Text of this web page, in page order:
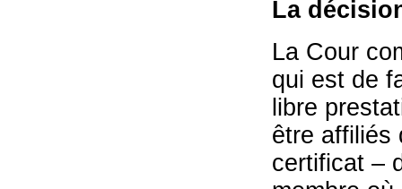
La
La Cour
qui est de
libre
être affiliés
certificat –